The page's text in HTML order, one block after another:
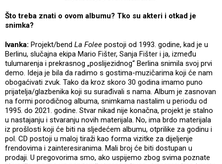
Što treba znati o ovom albumu? Tko su akteri i otkad je
snimka?
Ivanka: Projekt/bend La Folee postoji od 1993. godine, kad je u
Berlinu, slučajna ekipa Mario Fišter, Sanja Fišter i ja, između
tulumarenja i prekrasnog „poslijezidnog“ Berlina snimila svoj prvi
demo. Ideja je bila da radimo s gostima-muzičarima koji će nam
obogaćivati zvuk. Tako da kroz skoro 30 godina imamo puno
prijatelja/glazbenika koji su surađivali s nama. Album je zasnovan
na formi porodičnog albuma, snimkama nastalim u periodu od
1995. do 2021. godine. Stvar nikad nije konačna, projekt je stalno
u nastajanju i stvaranju novih materijala. No, ima brdo materijala
iz prošlosti koji će biti na sljedećem albumu, otprilike za godinu i
pol. CD postoji u maloj tiraži kao forma vizitke za dijeljenje
frendovima i zainteresiranima. Mali broj će biti dostupan u
prodaji. U pregovorima smo, ako uspijemo zbog svima poznate